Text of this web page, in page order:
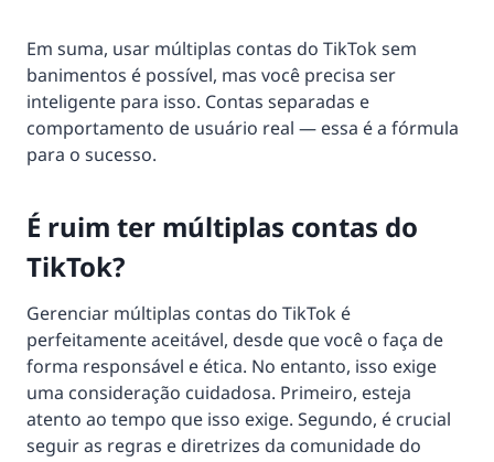
Em suma, usar múltiplas contas do TikTok sem
banimentos é possível, mas você precisa ser
inteligente para isso. Contas separadas e
comportamento de usuário real — essa é a fórmula
para o sucesso.
É ruim ter múltiplas contas do
TikTok?
Gerenciar múltiplas contas do TikTok é
perfeitamente aceitável, desde que você o faça de
forma responsável e ética. No entanto, isso exige
uma consideração cuidadosa. Primeiro, esteja
atento ao tempo que isso exige. Segundo, é crucial
seguir as regras e diretrizes da comunidade do